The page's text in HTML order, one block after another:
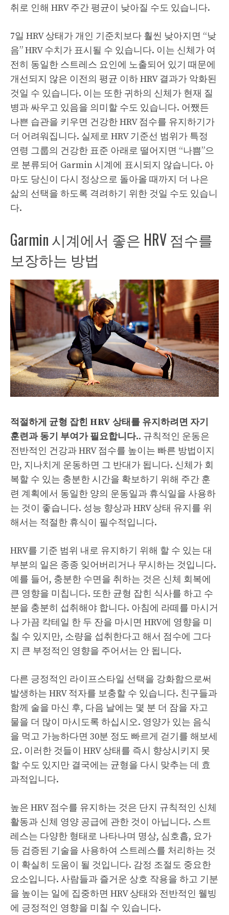
취로 인해 HRV 주간 평균이 낮아질 수도 있습니다.
7일 HRV 상태가 개인 기준치보다 훨씬 낮아지면 “낮
음” HRV 수치가 표시될 수 있습니다. 이는 신체가 여
전히 동일한 스트레스 요인에 노출되어 있기 때문에
개선되지 않은 이전의 평균 이하 HRV 결과가 악화된
것일 수 있습니다. 이는 또한 귀하의 신체가 현재 질
병과 싸우고 있음을 의미할 수도 있습니다. 어쨌든
나쁜 습관을 키우면 건강한 HRV 점수를 유지하기가
더 어려워집니다. 실제로 HRV 기준선 범위가 특정
연령 그룹의 건강한 표준 아래로 떨어지면 “나쁨”으
로 분류되어 Garmin 시계에 표시되지 않습니다. 아
마도 당신이 다시 정상으로 돌아올 때까지 더 나은
삶의 선택을 하도록 격려하기 위한 것일 수도 있습니
다.
Garmin 시계에서 좋은 HRV 점수를
보장하는 방법
적절하게 균형 잡힌 HRV 상태를 유지하려면 자기
훈련과 동기 부여가 필요합니다.. 규칙적인 운동은
전반적인 건강과 HRV 점수를 높이는 빠른 방법이지
만, 지나치게 운동하면 그 반대가 됩니다. 신체가 회
복할 수 있는 충분한 시간을 확보하기 위해 주간 훈
련 계획에서 동일한 양의 운동일과 휴식일을 사용하
는 것이 좋습니다. 성능 향상과 HRV 상태 유지를 위
해서는 적절한 휴식이 필수적입니다.
HRV를 기준 범위 내로 유지하기 위해 할 수 있는 대
부분의 일은 종종 잊어버리거나 무시하는 것입니다.
예를 들어, 충분한 수면을 취하는 것은 신체 회복에
큰 영향을 미칩니다. 또한 균형 잡힌 식사를 하고 수
분을 충분히 섭취해야 합니다. 아침에 라떼를 마시거
나 가끔 칵테일 한 두 잔을 마시면 HRV에 영향을 미
칠 수 있지만, 소량을 섭취한다고 해서 점수에 그다
지 큰 부정적인 영향을 주어서는 안 됩니다.
다른 긍정적인 라이프스타일 선택을 강화함으로써
발생하는 HRV 적자를 보충할 수 있습니다. 친구들과
함께 술을 마신 후, 다음 날에는 몇 분 더 잠을 자고
물을 더 많이 마시도록 하십시오. 영양가 있는 음식
을 먹고 가능하다면 30분 정도 빠르게 걷기를 해보세
요. 이러한 것들이 HRV 상태를 즉시 향상시키지 못
할 수도 있지만 결국에는 균형을 다시 맞추는 데 효
과적입니다.
높은 HRV 점수를 유지하는 것은 단지 규칙적인 신체
활동과 신체 영양 공급에 관한 것이 아닙니다. 스트
레스는 다양한 형태로 나타나며 명상, 심호흡, 요가
등 검증된 기술을 사용하여 스트레스를 처리하는 것
이 확실히 도움이 될 것입니다. 감정 조절도 중요한
요소입니다. 사람들과 즐거운 상호 작용을 하고 기분
을 높이는 일에 집중하면 HRV 상태와 전반적인 웰빙
에 긍정적인 영향을 미칠 수 있습니다.